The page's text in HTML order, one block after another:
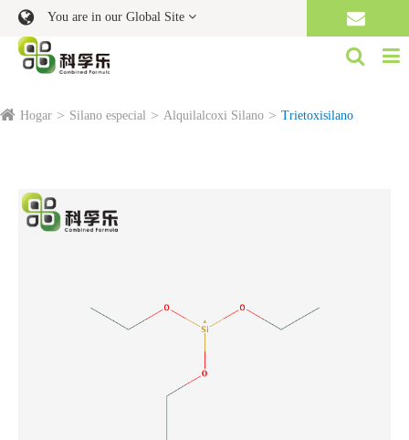
You are in our Global Site
Hogar Silano especial Alquilalcoxi Silano Trietoxisilano